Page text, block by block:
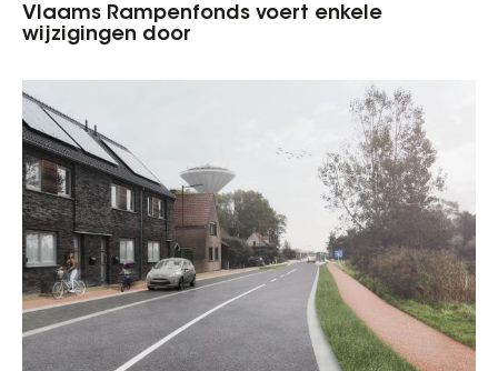
Vlaams Rampenfonds voert enkele
wijzigingen door